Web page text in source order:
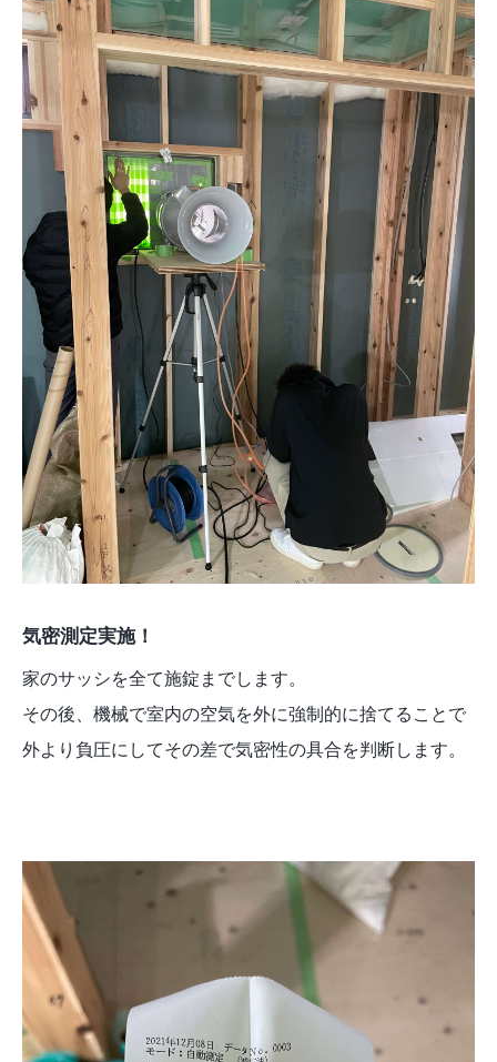
気密測定実施！
家のサッシを全て施錠までします。
その後、機械で室内の空気を外に強制的に捨てることで
外より負圧にしてその差で気密性の具合を判断します。